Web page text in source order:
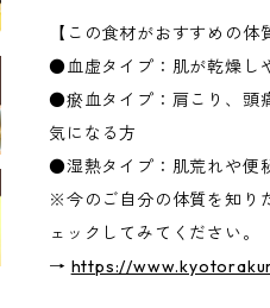
【この食材がおすすめの体
●血虚タイプ：肌が乾燥し
●瘀血タイプ：肩こり、頭
気になる方
●湿熱タイプ：肌荒れや便
※今のご自分の体質を知り
ェックしてみてください。
→ https://